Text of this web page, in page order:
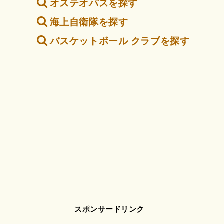
オステオパスを探す
海上自衛隊を探す
バスケットボール クラブを探す
スポンサードリンク